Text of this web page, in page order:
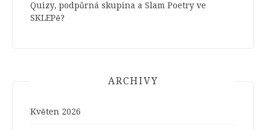
Quizy, podpůrná skupina a Slam Poetry ve
SKLEPě?
ARCHIVY
Květen 2026